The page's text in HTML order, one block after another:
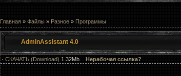
Главная» Файлы » Разное» Программы
AdminAssistant 4.0
· СКАЧАТЬ (Download) 1.32Mb Нерабочая ссылка?